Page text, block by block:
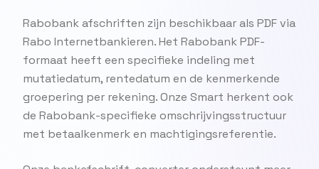
Rabobank afschriften zijn beschikbaar als PDF via
Rabo Internetbankieren. Het Rabobank PDF-
formaat heeft een specifieke indeling met
mutatiedatum, rentedatum en de kenmerkende
groepering per rekening. Onze Smart herkent ook
de Rabobank-specifieke omschrijvingsstructuur
met betaalkenmerk en machtigingsreferentie.